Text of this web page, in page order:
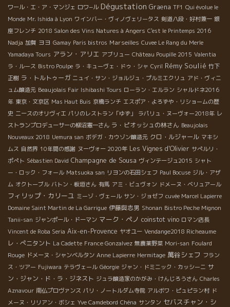
ワール・エ・ア・マンジェ ロワ−ル Dégustation Graena TF1 Qui évolue le
Monde Mr. Ishida à Lyon ワインバー・ヴィノヴェリータス 剣道八段・好村兼一 銀
座フレンチ 2018 Salon des Vins Natures à Angers C'est le Printemps 2016
Nadja 加賀 ヨヨ Gamay Paris bistros Marseilles Cuvee Le Rang du Merle
Yamadaya Tours アラン・アリエ アブリュー Château Poupille 2015 Valentia
ラ・ルース Bistro Poulpe ラ・キューヴェ・ドゥ・シャ Cyril Rémy Soulié 竹下
正樹 ラ・トルトゥーガ ニュイ・サン・ジョルジュ・プルミエクリュ アド・ヴィニ
ュム醸造元 Beaujolais Fair Ishibashi Tours ローラン・エルラン シャルドネ2016
年 東京・文京区 Mas Haut Buis 京橋ランチ エスポア・よろずや・リショームの歴
史 ニースのオリヴィエ パリのレストラン「ゆず」 ラパリュ・ヌーヴォー2018年 レ
ストランプロデューサーの柳沼憲一さん ラ・ピオッシュの林さん Beaujolais
Nouveaux 2018 Uemura san ボデガ・カウゾン醸造元 クロ・ルジャール マキシ
ムス 自然界 10年間の感謝 ヌーヴォー 2020年 Les Vignes d'Olivier サぺルリ・
ポぺト Sébastien David Champagne de Sousa ヴィンテージュ2015 シャト
ー・ロック・フォール Matsuoka san リヨンの石田シェフ Paul Bocuse ジル・アザ
ム オクトーブル バトン・板垣さん 有馬 アミ・ビュヴォン ドメーヌ・ベリュアール
フィリップ・カリーユ ミーゾ・ヴェール サン・ジョゼフ cuvée Marcel Lapierre
Domaine Saint Martin de La Garrigue 伊藤與志男 Shonan Bistro Peche Mignon
Tanii-san ジャンポール・ドーマン マーク・ペノ coinstot vino ロマン店長
Vincent de Roba Seria Aix-en-Provence ヤオユー Vendange2018 Richeaume
レ・ぺニタント La Cadette France Gonzalvez 無農薬野菜 Mori-san Foulard
Rouge ドメーヌ・シャンベルタン Anne Lapierre Hermitage 萬谷シェフ フラン
ス・ツアー Fujiwara テラヴェール Géorgie ジャン・ドミニック・カッシーニ サ
ン・ジャン・ド・ラ・ジネスト ジュラ醸造家のかがみ・けんじろうさん Charles
Aznavour 南仏プロヴァンス パリ・ノートルダム寺院 アルボワ・ピュピラン村 ド
メーヌ・リリアン・ボシェ Yve Camdebord Chéna サンタン セバスチャン・シ